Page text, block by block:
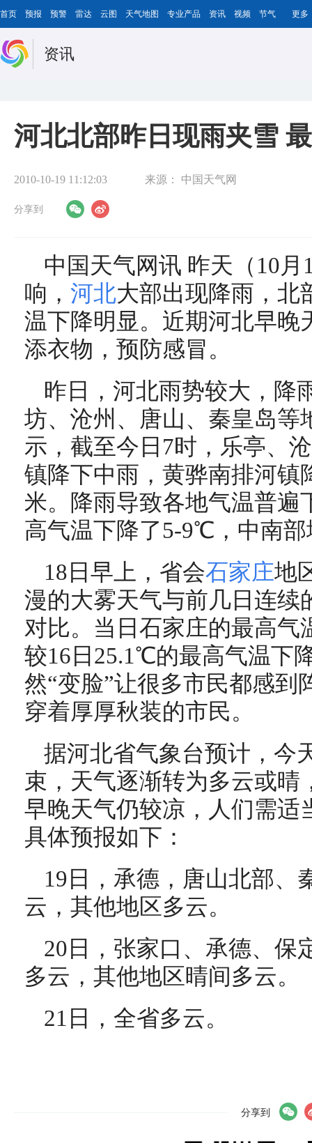
首页 预报 预警 雷达 云图 天气地图 专业产品 资讯 视频 节气 更多
资讯
河北北部昨日现雨夹雪
2010-10-19 11:12:03 来源： 中国天气网
分享到
中国天气网讯 昨天（10
响， 河北大部出现降雨，北
温下降明显。近期河北早晚
添衣物，预防感冒。
昨日，河北雨势较大，降
坊、沧州、唐山、秦皇岛等
示，截至今日7时，乐亭、
镇降下中雨，黄骅南排河镇
米。降雨导致各地气温普遍
高气温下降了5-9℃，中南
18日早上，省会石家庄地
漫的大雾天气与前几日连续
对比。当日石家庄的最高
较16日25.1℃的最高气温下
然“变脸”让很多市民都感到
穿着厚厚秋装的市民。
据河北省气象台预计，今
束，天气逐渐转为多云或晴
早晚天气仍较凉，人们需适
具体预报如下：
19日，承德，唐山北部、
云，其他地区多云。
20日，张家口、承德、保
多云，其他地区晴间多云。
21日，全省多云。
分享到